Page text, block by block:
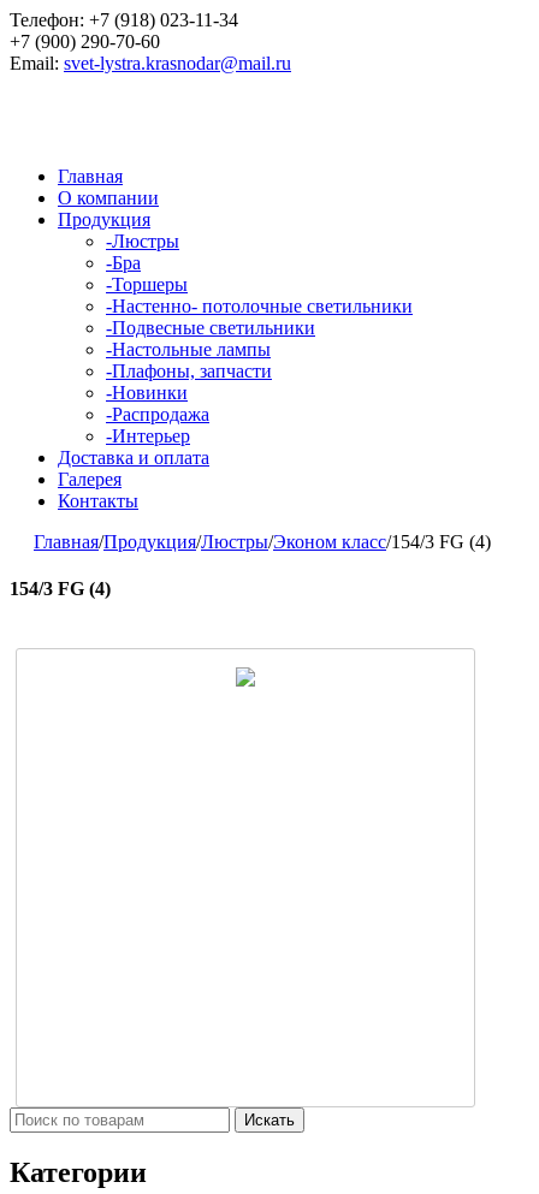
Телефон: +7 (918) 023-11-34
+7 (900) 290-70-60
Email: svet-lystra.krasnodar@mail.ru
Главная
О компании
Продукция
-Люстры
-Бра
-Торшеры
-Настенно- потолочные светильники
-Подвесные светильники
-Настольные лампы
-Плафоны, запчасти
-Новинки
-Распродажа
-Интерьер
Доставка и оплата
Галерея
Контакты
Главная/Продукция/Люстры/Эконом класс/154/3 FG (4)
154/3 FG (4)
Искать
Категории